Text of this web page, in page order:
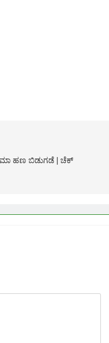
ಹಣ ಬಿಡುಗಡೆ | ಚೆಕ್